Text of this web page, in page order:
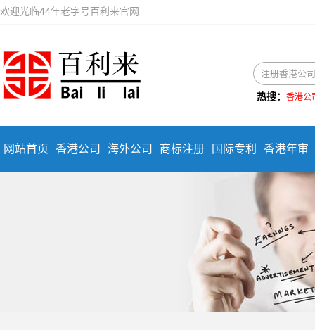
欢迎光临44年老字号百利来官网
热搜： 香港公
网站首页 香港公司 海外公司 商标注册 国际专利 香港年审